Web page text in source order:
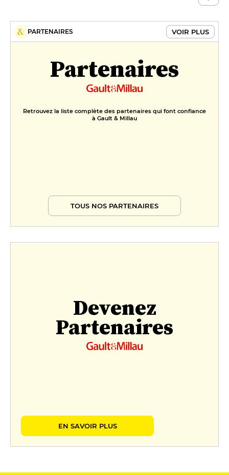
PARTENAIRES VOIR PLUS
Partenaires
Retrouvez la liste complète des partenaires qui font confiance
à Gault & Millau
TOUS NOS PARTENAIRES
Devenez
Partenaires
EN SAVOIR PLUS